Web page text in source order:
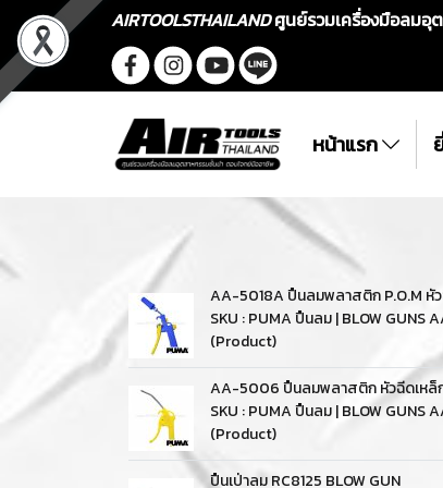
AIRTOOLSTHAILANDศูนย์รวมเครื่องมือลมอุ
หน้าแรก
AA-5018A ปืนลมพลาสติก P.O.M หั
SKU : PUMA ปืนลม | BLOW GUNS
(Product)
AA-5006 ปืนลมพลาสติก หัวฉีดเหล็ก
SKU : PUMA ปืนลม | BLOW GUNS
(Product)
ปืนเป่าลม RC8125 BLOW GUN